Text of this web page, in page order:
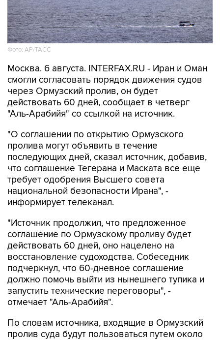
Фото: AP/ТАСС
Москва. 6 августа. INTERFAX.RU - Иран и Оман
смогли согласовать порядок движения судов
через Ормузский пролив, он будет
действовать 60 дней, сообщает в четверг
"Аль-Арабийя" со ссылкой на источник.
"О соглашении по открытию Ормузского
пролива могут объявить в течение
последующих дней, сказал источник, добавив,
что соглашение Тегерана и Маската все еще
требует одобрения Высшего совета
национальной безопасности Ирана", -
информирует телеканал.
"Источник продолжил, что предложенное
соглашение по Ормузскому проливу будет
действовать 60 дней, оно нацелено на
восстановление судоходства. Собеседник
подчеркнул, что 60-дневное соглашение
должно помочь выйти из нынешнего тупика и
запустить технические переговоры", -
отмечает "Аль-Арабийя".
По словам источника, входящие в Ормузский
пролив суда будут пользоваться путем около